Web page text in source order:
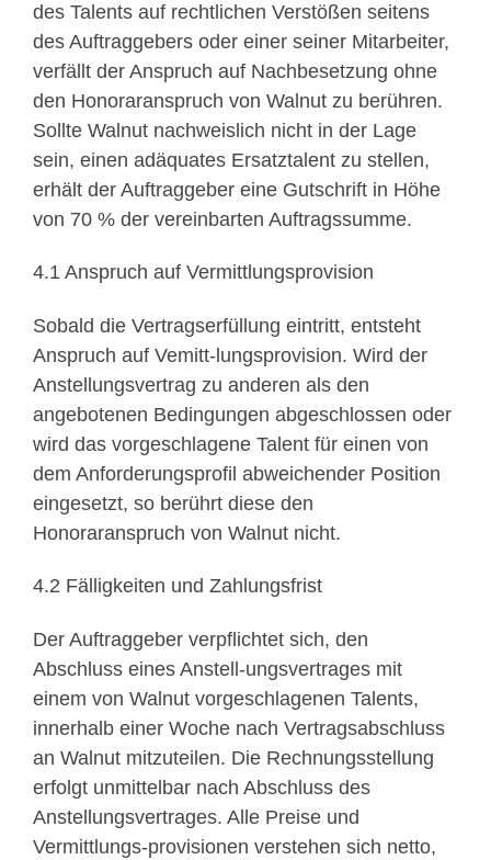
des Talents auf rechtlichen Verstößen seitens
des Auftraggebers oder einer seiner Mitarbeiter,
verfällt der Anspruch auf Nachbesetzung ohne
den Honoraranspruch von Walnut zu berühren.
Sollte Walnut nachweislich nicht in der Lage
sein, einen adäquates Ersatztalent zu stellen,
erhält der Auftraggeber eine Gutschrift in Höhe
von 70 % der vereinbarten Auftragssumme.
4.1 Anspruch auf Vermittlungsprovision
Sobald die Vertragserfüllung eintritt, entsteht
Anspruch auf Vemitt-lungsprovision. Wird der
Anstellungsvertrag zu anderen als den
angebotenen Bedingungen abgeschlossen oder
wird das vorgeschlagene Talent für einen von
dem Anforderungsprofil abweichender Position
eingesetzt, so berührt diese den
Honoraranspruch von Walnut nicht.
4.2 Fälligkeiten und Zahlungsfrist
Der Auftraggeber verpflichtet sich, den
Abschluss eines Anstell-ungsvertrages mit
einem von Walnut vorgeschlagenen Talents,
innerhalb einer Woche nach Vertragsabschluss
an Walnut mitzuteilen. Die Rechnungsstellung
erfolgt unmittelbar nach Abschluss des
Anstellungsvertrages. Alle Preise und
Vermittlungs-provisionen verstehen sich netto,